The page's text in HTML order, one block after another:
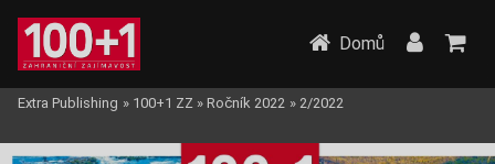
Domů
Extra Publishing » 100+1 ZZ » Ročník 2022 » 2/2022